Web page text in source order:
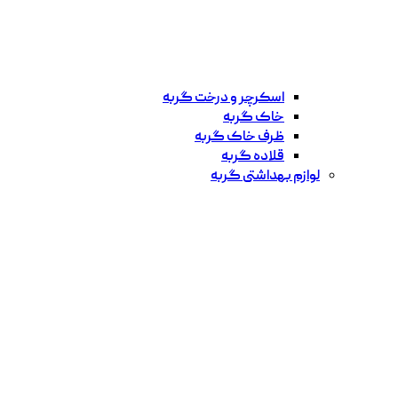
اسکرچر و درخت گربه
خاک گربه
ظرف خاک گربه
قلاده گربه
لوازم بهداشتی گربه